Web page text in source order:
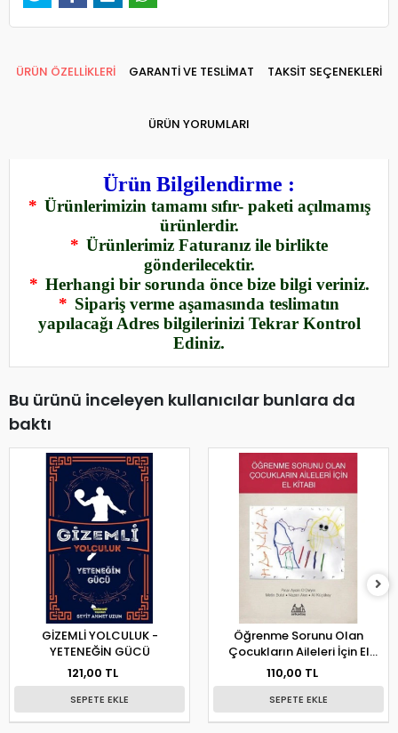
ÜRÜN ÖZELLİKLERİ GARANTİ VE TESLİMAT TAKSİT SEÇENEKLERİ
ÜRÜN YORUMLARI
Ürün Bilgilendirme :
* Ürünlerimizin tamamı sıfır- paketi açılmamış
ürünlerdir.
* Ürünlerimiz Faturanız ile birlikte
gönderilecektir.
* Herhangi bir sorunda önce bize bilgi veriniz.
* Sipariş verme aşamasında teslimatın
yapılacağı Adres bilgilerinizi Tekrar Kontrol
Ediniz.
Bu ürünü inceleyen kullanıcılar bunlara da
baktı
GİZEMLİ YOLCULUK -
YETENEĞİN GÜCÜ
121,00 TL
SEPETE EKLE
Öğrenme Sorunu Olan
Çocukların Aileleri İçin El
Kitabı
110,00 TL
SEPETE EKLE